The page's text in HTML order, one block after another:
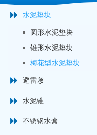
水泥垫块
圆形水泥垫块
锥形水泥垫块
梅花型水泥垫块
避雷墩
水泥锥
不锈钢水盒